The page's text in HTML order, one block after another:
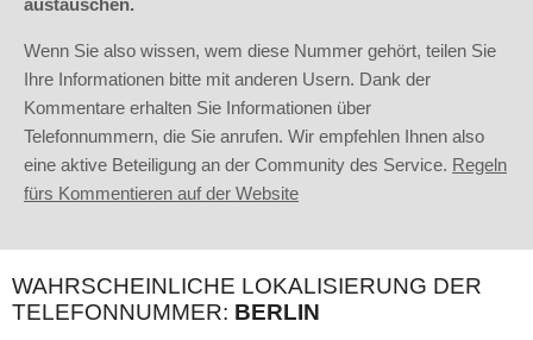
austauschen.
Wenn Sie also wissen, wem diese Nummer gehört, teilen Sie
Ihre Informationen bitte mit anderen Usern. Dank der
Kommentare erhalten Sie Informationen über
Telefonnummern, die Sie anrufen. Wir empfehlen Ihnen also
eine aktive Beteiligung an der Community des Service. Regeln
fürs Kommentieren auf der Website
WAHRSCHEINLICHE LOKALISIERUNG DER
TELEFONNUMMER: BERLIN